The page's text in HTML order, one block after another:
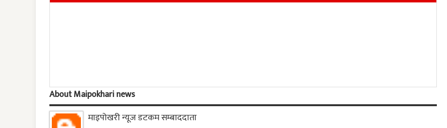
About Maipokhari news
माइपोखरी न्यूज डटकम सम्बाददाता